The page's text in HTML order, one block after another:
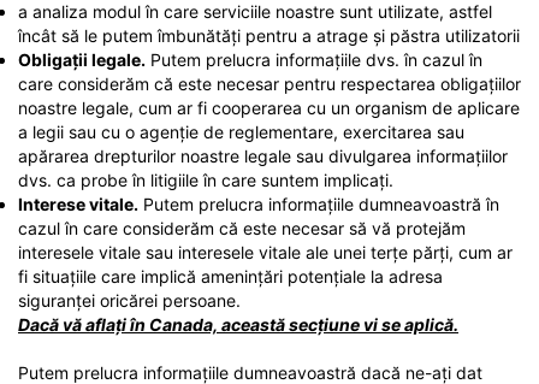
a analiza modul în care serviciile noastre sunt utilizate, astfel
încât să le putem îmbunătăți pentru a atrage și păstra utilizatorii
Obligații legale. Putem prelucra informațiile dvs. în cazul în
care considerăm că este necesar pentru respectarea obligațiilor
noastre legale, cum ar fi cooperarea cu un organism de aplicare
a legii sau cu o agenție de reglementare, exercitarea sau
apărarea drepturilor noastre legale sau divulgarea informațiilor
dvs. ca probe în litigiile în care suntem implicați.
Interese vitale. Putem prelucra informațiile dumneavoastră în
cazul în care considerăm că este necesar să vă protejăm
interesele vitale sau interesele vitale ale unei terțe părți, cum ar
fi situațiile care implică amenințări potențiale la adresa
siguranței oricărei persoane.
Dacă vă aflați în Canada, această secțiune vi se aplică.
Putem prelucra informațiile dumneavoastră dacă ne-ați dat